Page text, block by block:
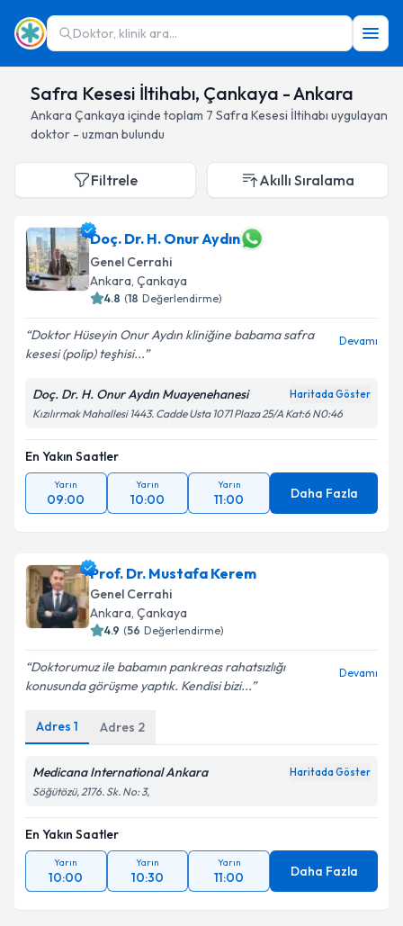
Doktor, klinik ara...
Safra Kesesi İltihabı, Çankaya - Ankara
Ankara Çankaya içinde toplam 7 Safra Kesesi İltihabı uygulayan
doktor - uzman bulundu
Filtrele Akıllı Sıralama
Doç. Dr. H. Onur Aydın
Genel Cerrahi
Ankara, Çankaya
4.8 (18 Değerlendirme)
Doktor Hüseyin Onur Aydın kliniğine babama safra
kesesi (polip) teşhisi...
Devamı
Doç. Dr. H. Onur Aydın Muayenehanesi Haritada Göster
Kızılırmak Mahallesi 1443. Cadde Usta 1071 Plaza 25/A Kat:6 N0:46
En Yakın Saatler
Yarın
09:00
Yarın
10:00
Yarın
11:00 Daha Fazla
Prof. Dr. Mustafa Kerem
Genel Cerrahi
Ankara, Çankaya
4.9 (56 Değerlendirme)
Doktorumuz ile babamın pankreas rahatsızlığı
konusunda görüşme yaptık. Kendisi bizi...
Devamı
Adres 1 Adres 2
Medicana International Ankara Haritada Göster
Söğütözü, 2176. Sk. No: 3,
En Yakın Saatler
Yarın
10:00
Yarın
10:30
Yarın
11:00 Daha Fazla